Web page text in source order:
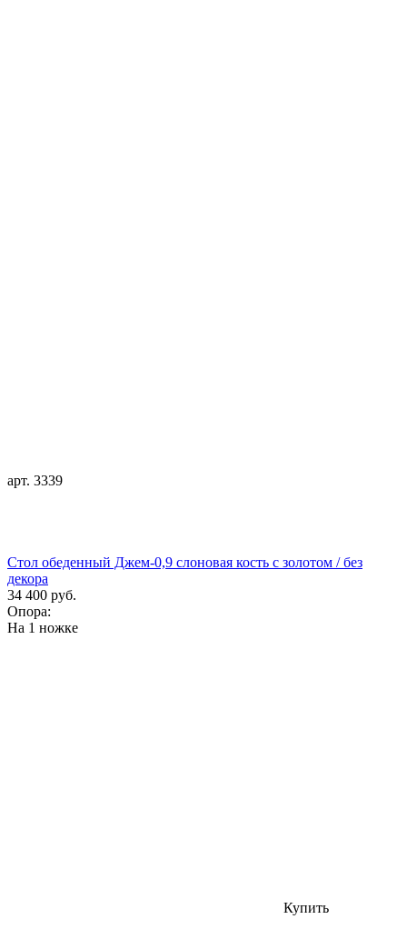
арт. 3339
Стол обеденный Джем-0,9 слоновая кость с золотом / без
декора
34 400 руб.
Опора:
На 1 ножке
Купить